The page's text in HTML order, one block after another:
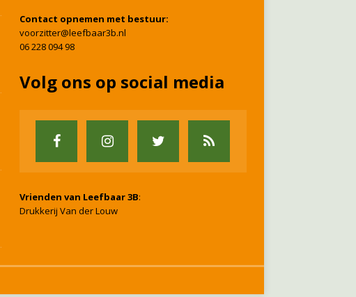
Contact opnemen met bestuur:
voorzitter@leefbaar3b.nl
06 228 094 98
Volg ons op social media
Vrienden van Leefbaar 3B:
Drukkerij Van der Louw